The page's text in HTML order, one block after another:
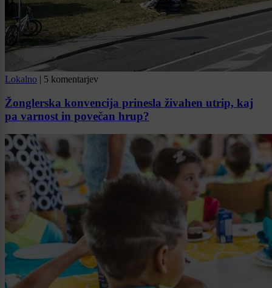
Lokalno | 5 komentarjev
Žonglerska konvencija prinesla živahen utrip, kaj
pa varnost in povečan hrup?